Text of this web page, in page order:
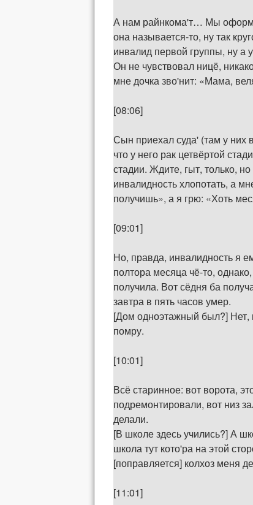
А нам райнкома'т… Мы
она называется-то, ну так
инвалид первой группы, ну а
Он не чувствовал ницё,
мне дочка зво'нит: «Мама,
[08:06]
Сын приехал суда' (там у них
что у него рак цетвёртой
стадии. Ждите, гыт, только,
инвалидность хлопотать, а
получишь», а я грю: «Хоть
[09:01]
Но, правда, инвалидность я
полтора месяца чё-то,
получила. Вот сёдня ба
завтра в пять часов умер.
[Дом одноэтажный был?] Нет,
помру.
[10:01]
Всё старинное: вот ворота,
подремонтировали, вот низ
делали.
[В школе здесь учились?] А
школа тут кото'ра на этой
[поправляется] колхоз меня
[11:01]